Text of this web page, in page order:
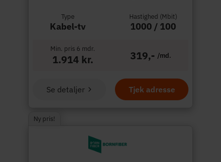
Type
Kabel-tv
Hastighed (Mbit)
1000 / 100
Min. pris 6 mdr.
1.914 kr. 319,- /md.
Tjek adresse
Se detaljer
Ny pris!